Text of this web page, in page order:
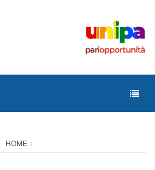
HOME